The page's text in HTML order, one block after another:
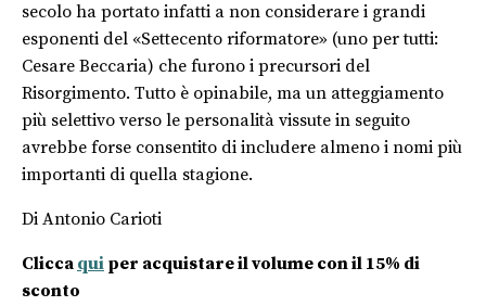
secolo ha portato infatti a non considerare i grandi
esponenti del «Settecento riformatore» (uno per tutti:
Cesare Beccaria) che furono i precursori del
Risorgimento. Tutto è opinabile, ma un atteggiamento
più selettivo verso le personalità vissute in seguito
avrebbe forse consentito di includere almeno i nomi più
importanti di quella stagione.
Di Antonio Carioti
Clicca qui per acquistare il volume con il 15% di
sconto